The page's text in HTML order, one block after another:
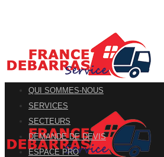
QUI SOMMES-NOUS
SERVICES
SECTEURS
DEMANDE DE DEVIS
ESPACE PRO